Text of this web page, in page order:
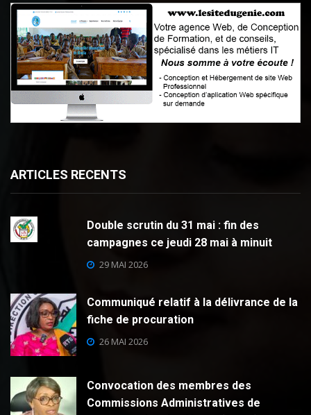
ARTICLES RECENTS
Double scrutin du 31 mai : fin des
campagnes ce jeudi 28 mai à minuit
29 MAI 2026
Communiqué relatif à la délivrance de la
fiche de procuration
26 MAI 2026
Convocation des membres des
Commissions Administratives de